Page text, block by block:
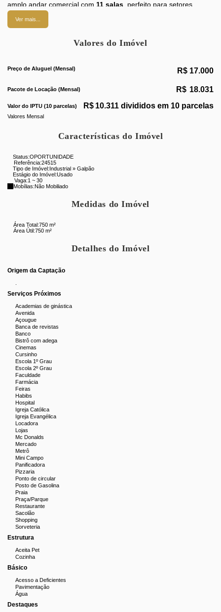
amplo andar comercial com 11 salas , perfeito para setores
administrativos, escritórios, atendimento ao público ou salas de
reunião.
Além disso, dispõe de:
Banheiros;
Capacidade para mais de 30 veículos;
Fácil acesso para entrada e saída de caminhões e
utilitários;
diferentes regiões da cidade.
completa para expandir seu negócio em uma localização de fácil
acesso e grande potencial comercial.
Ver mais...
Valores do Imóvel
R$ 17.000
Preço de Aluguel (Mensal)
Valores Mensal
Valor do IPTU (10 parcelas) R$ 10.311 divididos em 10 parcelas
R$ 18.031
Pacote de Locação (Mensal)
Características do Imóvel
Status:OPORTUNIDADE
Referência:24515
Tipo de Imóvel:Industrial » Galpão
Estágio do Imóvel:Usado
Vaga:1 ~ 30
Mobílias:Não Mobiliado
Medidas do Imóvel
Área Total:750 m²
Área Útil:750 m²
Detalhes do Imóvel
Origem da Captação
Serviços Próximos
Academias de ginástica
Avenida
Açougue
Banca de revistas
Banco
Bistrô com adega
Cinemas
Cursinho
Escola 1º Grau
Escola 2º Grau
Faculdade
Farmácia
Feiras
Habibs
Hospital
Igreja Católica
Igreja Evangélica
Locadora
Lojas
Mc Donalds
Mercado
Metrô
Mini Campo
Panificadora
Pizzaria
Ponto de circular
Posto de Gasolina
Praia
Praça/Parque
Restaurante
Sacolão
Shopping
Sorveteria
Estrutura
Aceita Pet
Cozinha
Básico
Acesso a Deficientes
Pavimentação
Água
Destaques